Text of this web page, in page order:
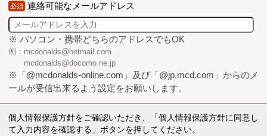
必須 連絡可能なメールアドレス
※ パソコン・携帯どちらのアドレスでもOK
例：mcdonalds@hotmail.com
mcdonalds@docomo.ne.jp
※「@mcdonalds-online.com」及び「@jp.mcd.com」からのメ
ールが受信出来るよう設定をお願いします。
個人情報保護方針をご確認いただき、「個人情報保護方針に同意し
て入力内容を確認する」ボタンを押してください。